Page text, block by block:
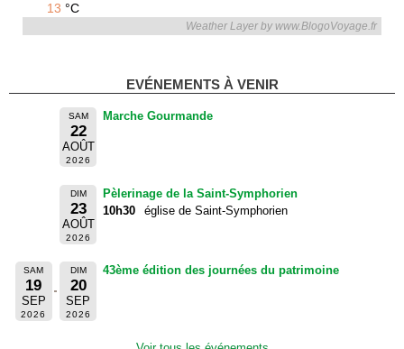
13 °C
Weather Layer by www.BlogoVoyage.fr
EVÉNEMENTS À VENIR
SAM
22
AOÛT
2026
Marche Gourmande
DIM
23
AOÛT
2026
Pèlerinage de la Saint-Symphorien
10h30
église de Saint-Symphorien
SAM
19
SEP
2026
DIM
20
SEP
2026
43ème édition des journées du patrimoine